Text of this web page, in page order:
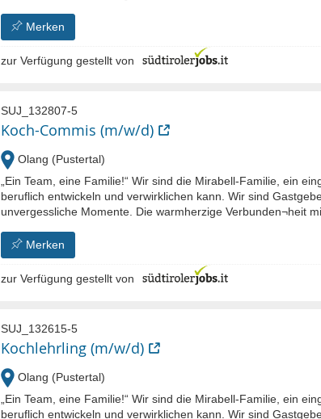
Merken
zur Verfügung gestellt von
SUJ_132807-5
Koch-Commis (m/w/d)
Olang (Pustertal)
„Ein Team, eine Familie!“ Wir sind die Mirabell-Familie, ein
beruflich entwickeln und verwirklichen kann. Wir sind
unvergessliche Momente. Die warmherzige Verbunden¬heit
Merken
zur Verfügung gestellt von
SUJ_132615-5
Kochlehrling (m/w/d)
Olang (Pustertal)
„Ein Team, eine Familie!“ Wir sind die Mirabell-Familie, ein
beruflich entwickeln und verwirklichen kann. Wir sind